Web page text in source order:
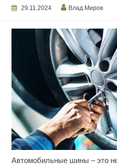
29.11.2024 Влад Миров
Автомобильные шины – это
Ржу не переставая,